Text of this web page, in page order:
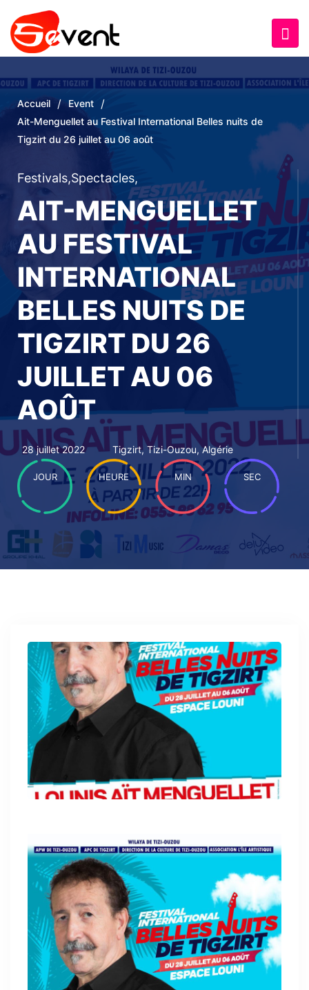
Accueil / Event /
Ait-Menguellet au Festival International Belles nuits de
Tigzirt du 26 juillet au 06 août
Festivals,Spectacles,
AIT-MENGUELLET
AU FESTIVAL
INTERNATIONAL
BELLES NUITS DE
TIGZIRT DU 26
JUILLET AU 06
AOÛT
28 juillet 2022 Tigzirt, Tizi-Ouzou, Algérie
JOUR HEURE MIN SEC